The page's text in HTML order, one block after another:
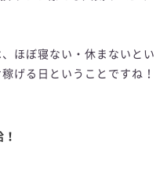
ほぼ寝ない・休まないとい
げる日ということですね！